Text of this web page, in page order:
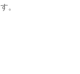
す。